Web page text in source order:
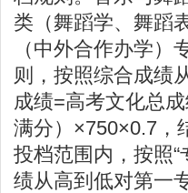
类（舞蹈学、舞蹈
（中外合作办学）
则，按照综合成绩
成绩=高考文化总
满分）×750×0.7，
投档范围内，按照
绩从高到低对第一